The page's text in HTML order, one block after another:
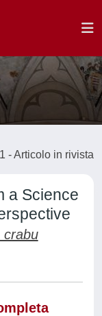
- Articolo in rivista
a Science
crabu